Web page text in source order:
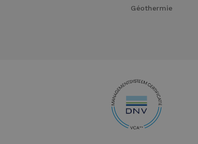
Géothermie